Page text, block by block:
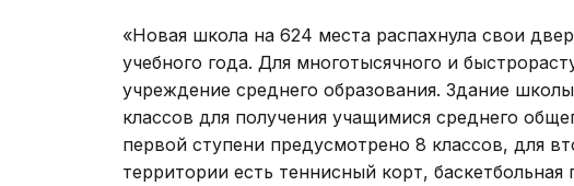
«Новая школа на 624 места распахнула свои
учебного года. Для многотысячного и
учреждение среднего образования. Здание
классов для получения учащимися среднего
первой ступени предусмотрено 8 классов, для
территории есть теннисный корт,